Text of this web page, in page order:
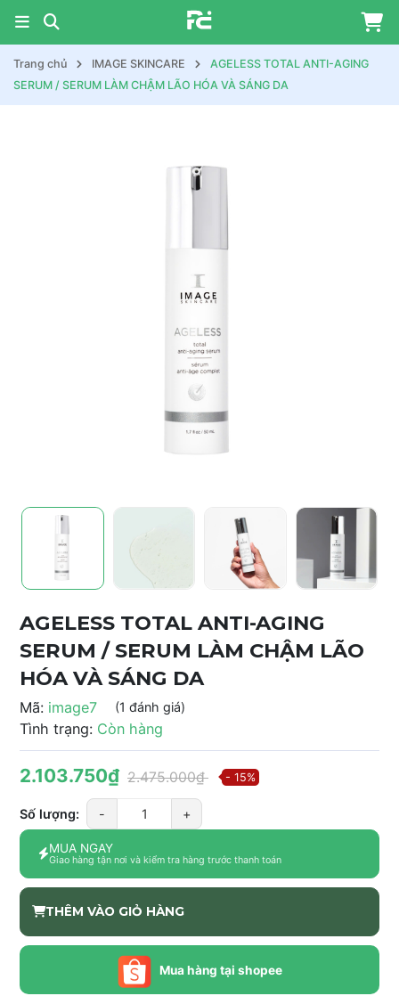
Trang chủ IMAGE SKINCARE
AGELESS TOTAL ANTI-AGING
SERUM / SERUM LÀM CHẬM LÃO HÓA VÀ SÁNG DA
AGELESS TOTAL ANTI-AGING
SERUM / SERUM LÀM CHẬM LÃO
HÓA VÀ SÁNG DA
Mã: image7 (1 đánh giá)
Tình trạng: Còn hàng
2.103.750₫ 2.475.000₫ - 15%
Số lượng: - +
MUA NGAY
Giao hàng tận nơi và kiểm tra hàng trước thanh toán
THÊM VÀO GIỎ HÀNG
Mua hàng tại shopee